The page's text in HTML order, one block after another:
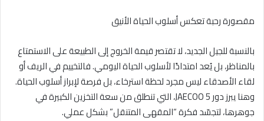
مقصورة رحبة تعكس أسلوب الحياة الأنيق
بالنسبة للجيل الجديد، لا تقتصر قيمة الخروج إلى الطبيعة على الاستمتاع
بالمناظر، بل يُعد امتدادًا لأسلوب الحياة اليومي. فالتخييم في الريف أو
لقاء الأصدقاء ليس مجرد لحظة استرخاء، بل فرصة لإبراز أسلوب الحياة.
وهنا يبرز دور JAECOO 5، التي تنطلق من سعة التخزين الكبيرة في
جوهرها، لتجسّد فكرة “المقهى المتنقل” بشكل عملي.